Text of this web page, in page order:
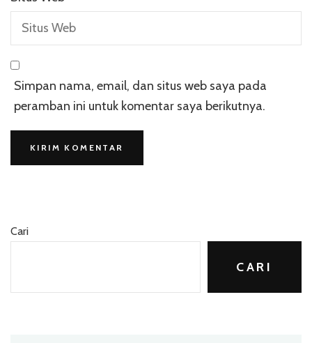
Simpan nama, email, dan situs web saya pada
peramban ini untuk komentar saya berikutnya.
Cari
CARI